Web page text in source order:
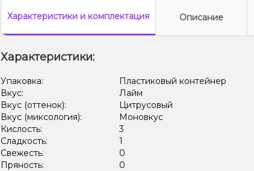
Характеристикии комплектация Описание
Характеристики:
Упаковка:
Пластиковый контейнер
Вкус:
Лайм
Вкус (оттенок):
Цитрусовый
Вкус (миксология):
Моновкус
Кислость:
3
Сладкость:
1
Свежесть:
0
Пряность:
0